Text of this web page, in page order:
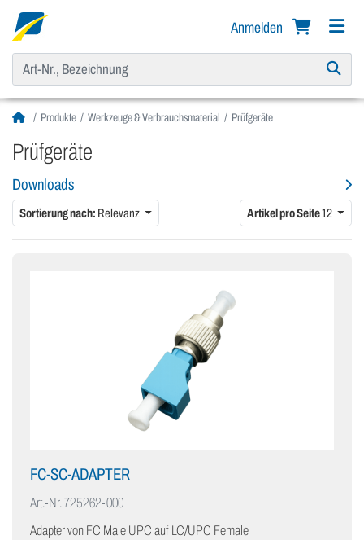
Anmelden
Produkte Werkzeuge & Verbrauchsmaterial Prüfgeräte
Prüfgeräte
Downloads
Sortierung nach: Relevanz Artikel pro Seite12
FC-SC-ADAPTER
Art.-Nr.725262-000
Adapter von FC Male UPC auf LC/UPC Female